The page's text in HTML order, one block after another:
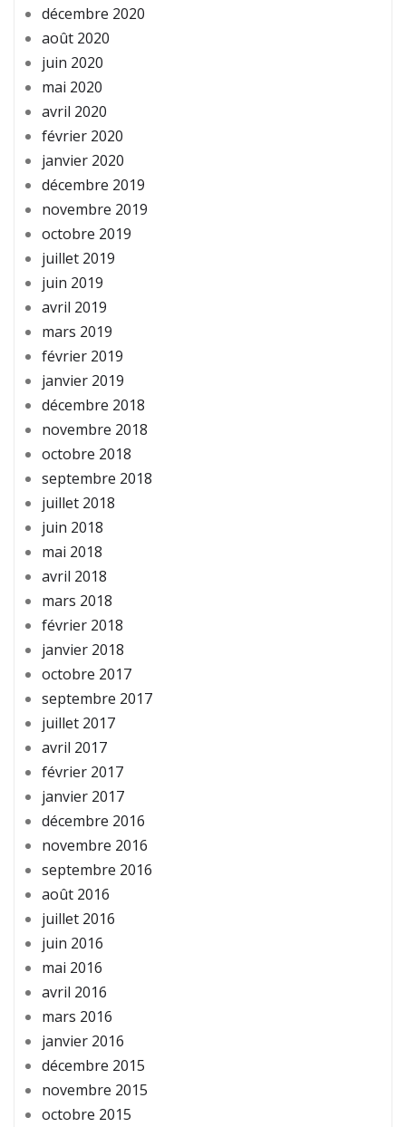
décembre 2020
août 2020
juin 2020
mai 2020
avril 2020
février 2020
janvier 2020
décembre 2019
novembre 2019
octobre 2019
juillet 2019
juin 2019
avril 2019
mars 2019
février 2019
janvier 2019
décembre 2018
novembre 2018
octobre 2018
septembre 2018
juillet 2018
juin 2018
mai 2018
avril 2018
mars 2018
février 2018
janvier 2018
octobre 2017
septembre 2017
juillet 2017
avril 2017
février 2017
janvier 2017
décembre 2016
novembre 2016
septembre 2016
août 2016
juillet 2016
juin 2016
mai 2016
avril 2016
mars 2016
janvier 2016
décembre 2015
novembre 2015
octobre 2015